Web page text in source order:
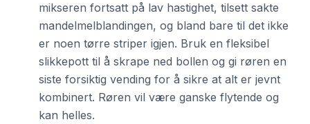
mikseren fortsatt på lav hastighet, tilsett sakte
mandelmelblandingen, og bland bare til det ikke
er noen tørre striper igjen. Bruk en fleksibel
slikkepott til å skrape ned bollen og gi røren en
siste forsiktig vending for å sikre at alt er jevnt
kombinert. Røren vil være ganske flytende og
kan helles.